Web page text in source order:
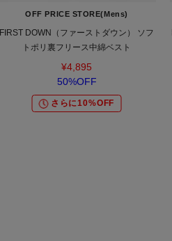
OFF PRICE STORE(Mens)
FIRST DOWN（ファーストダウン） ソフ
トポリ裏フリース中綿ベスト
¥4,895
50%OFF
さらに10%OFF